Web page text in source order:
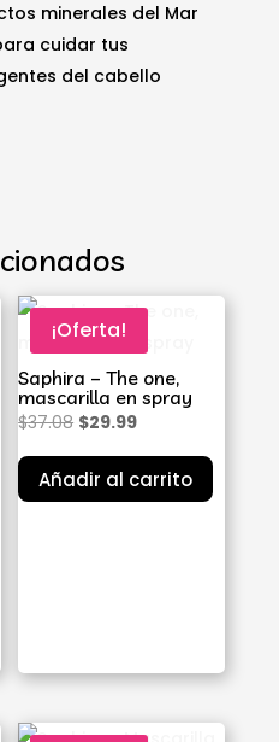
minerales del Mar
cuidar tus
del cabello
¡Oferta!
Saphira – The one,
mascarilla en spray
$37.08 El
precio
original
$29.99El
precio
actual
Añadir al carrito